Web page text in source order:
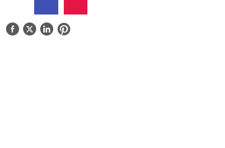
CONTACTEZ-NOUS